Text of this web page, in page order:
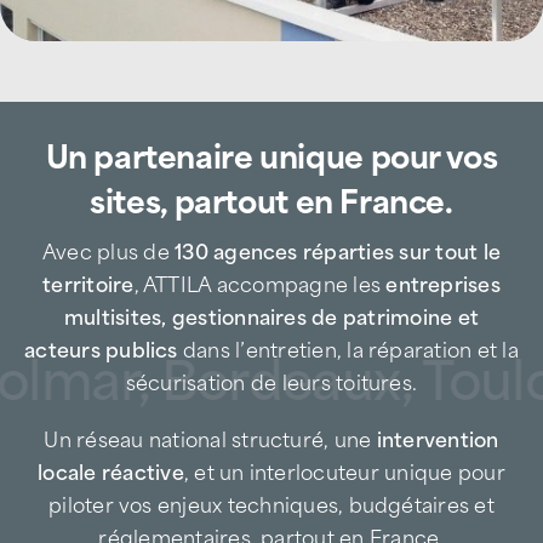
Maintenance, réparation et urgence
L’agenceATTILA Toulon Ouestaccompagne
au quotidien lesimmeubles résidentiels,
bâtiments tertiaires, sites portuaires, zones
industrielles, copropriétés et établissements
touristiquespour tous leurs besoins en
maintenance de toiture, réparations ciblées
et interventions d’urgence.
Entreprise de couverture de proximité, nous
intervenons notamment sur les secteurs
suivants :
Toulon Ouest (Saint-Roch, Pont-du-Las, Bon
Rencontre),La Seyne-sur-Mer,Six-Fours-les-
Un partenaire unique pour vos
sites, partout en France.
Avec plus de130 agences réparties sur tout le
territoire, ATTILA accompagne lesentreprises
multisites, gestionnaires de patrimoine et
acteurs publicsdans l’entretien, la réparation et la
sécurisation de leurs toitures.
Un réseau national structuré, une intervention
locale réactive, et un interlocuteur unique pour
piloter vos enjeux techniques, budgétaires et
Bordeaux,